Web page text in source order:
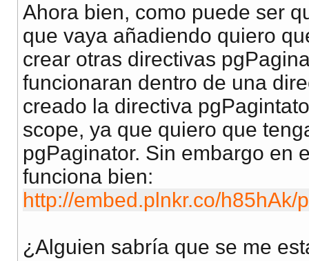
Ahora bien, como puede ser
que vaya añadiendo quiero
crear otras directivas
funcionaran dentro de una
creado la directiva
scope, ya que quiero que
pgPaginator. Sin embargo en
funciona bien:
http://embed.plnkr.co/h85hAk/
¿Alguien sabría que se me